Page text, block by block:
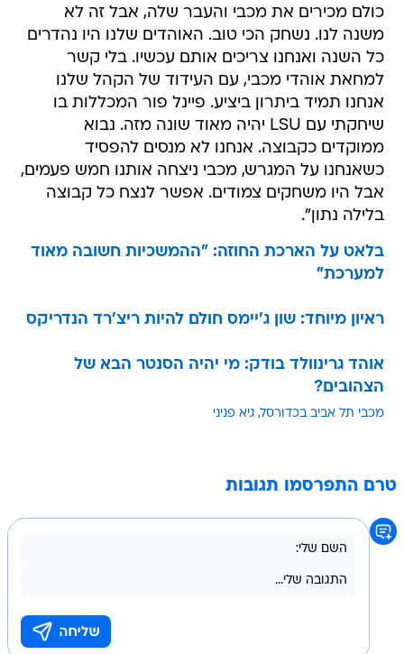
כל השנה ואנחנו צריכים אותם עכשיו. בלי קשר
למחאת אוהדי מכבי, עם העידוד של הקהל שלנו
אנחנו תמיד ביתרון ביציע. פיינל פור המכללות בו
שיחקתי עם LSU יהיה מאוד שונה מזה. נבוא
ממוקדים כקבוצה. אנחנו לא מנסים להפסיד
כשאנחנו על המגרש, מכבי ניצחה אותנו חמש פעמים,
אבל היו משחקים צמודים. אפשר לנצח כל קבוצה
בלילה נתון".
בלאט על הארכת החוזה: "ההמשכיות חשובה מאוד
ראיון מיוחד: שון ג'יימס חולם להיות ריצ'רד הנדריקס
אוהד גרינוולד בודק: מי יהיה הסנטר הבא של
מכבי תל אביב בכדורסל גיא פניני
בשליחת התגובה אני מסכים לתנאי השימוש